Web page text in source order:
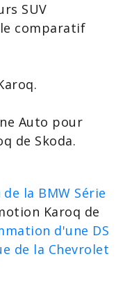
SUV
comparatif
Auto pour
de Skoda.
la BMW Série
Karoq de
d'une DS
de la Chevrolet